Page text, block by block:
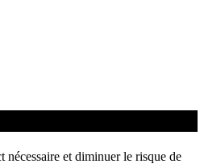
et diminuer le risque de